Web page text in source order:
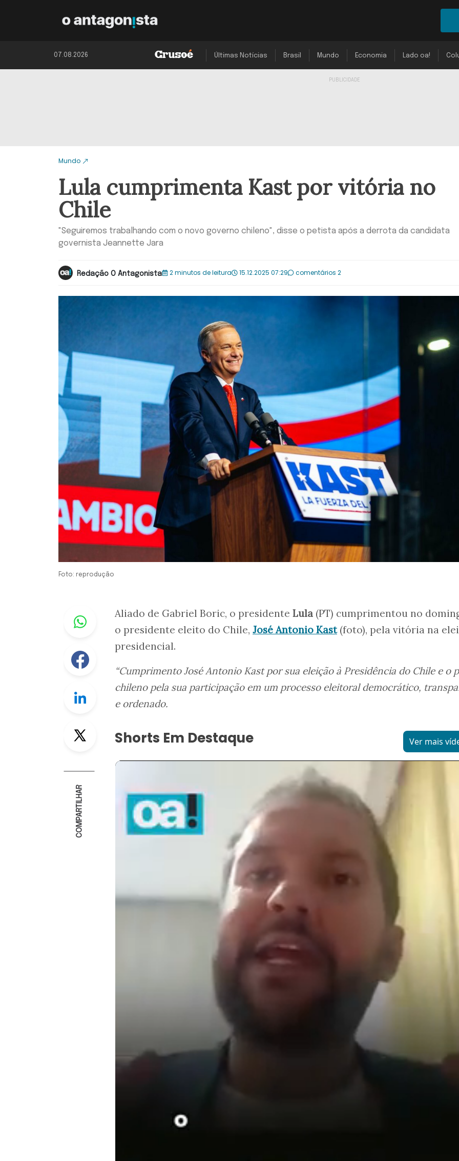
07.08.2026 Últimas Notícias Brasil Mundo Economia Lado oa!
Mundo
Lula cumprimenta Kast por vitória no
Chile
"Seguiremos trabalhando com o novo governo chileno", disse o petista após a derrota da candidata
governista Jeannette Jara
Redação O Antagonista 2 minutos de leitura 15.12.2025 07:29 comentários 2
Foto: reprodução
Whastapp
Facebook
Linkedin
COMPARTILHAR
Aliado de Gabriel Boric, o presidente Lula (PT) cumprimentou no
o presidente eleito do Chile, José Antonio Kast(foto), pela vitória na
presidencial.
“Cumprimento José Antonio Kast por sua eleição à Presidência do Chile e o
chileno pela sua participação em um processo eleitoral democrático,
e ordenado.
Shorts Em Destaque Ver mais